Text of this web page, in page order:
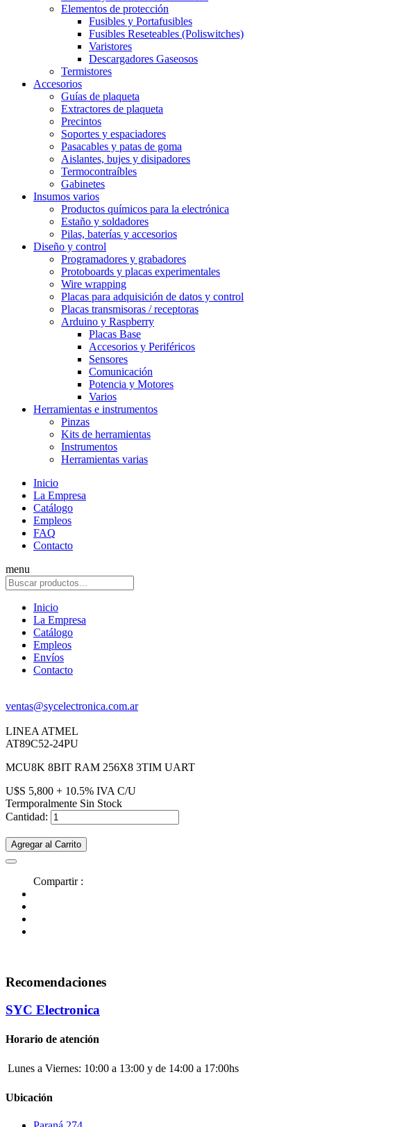
Elementos de protección
Fusibles y Portafusibles
Fusibles Reseteables (Poliswitches)
Varistores
Descargadores Gaseosos
Termistores
Accesorios
Guías de plaqueta
Extractores de plaqueta
Precintos
Soportes y espaciadores
Pasacables y patas de goma
Aislantes, bujes y disipadores
Termocontraíbles
Gabinetes
Insumos varios
Productos químicos para la electrónica
Estaño y soldadores
Pilas, baterías y accesorios
Diseño y control
Programadores y grabadores
Protoboards y placas experimentales
Wire wrapping
Placas para adquisición de datos y control
Placas transmisoras / receptoras
Arduino y Raspberry
Placas Base
Accesorios y Periféricos
Sensores
Comunicación
Potencia y Motores
Varios
Herramientas e instrumentos
Pinzas
Kits de herramientas
Instrumentos
Herramientas varias
Inicio
La Empresa
Catálogo
Empleos
FAQ
Contacto
menu
Inicio
La Empresa
Catálogo
Empleos
Envíos
Contacto
ventas@sycelectronica.com.ar
LINEA ATMEL
AT89C52-24PU
MCU8K 8BIT RAM 256X8 3TIM UART
U$S 5,800 + 10.5% IVA C/U
Termporalmente Sin Stock
Cantidad:
Agregar al Carrito
Compartir :
Recomendaciones
SYC Electronica
Horario de atención
Lunes a Viernes: 10:00 a 13:00 y de 14:00 a 17:00hs
Ubicación